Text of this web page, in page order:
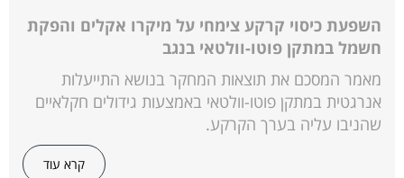
השפעת כיסוי קרקע צימחי על מיקרו אקלים והפקת
חשמל במתקן פוטו-וולטאי בנגב
מאמר המסכם את תוצאות המחקר בנושא התייעלות
אנרגטית במתקן פוטו-וולטאי באמצעות גידולים חקלאיים
שהניבו עליה בערך הקרקע.
קרא עוד